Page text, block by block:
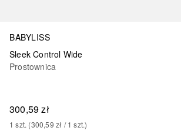
BABYLISS
Sleek Control Wide
Prostownica
300,59 zł
1 szt. (300,59 zł / 1 szt.)